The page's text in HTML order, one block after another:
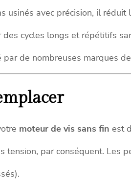
usinés avec précision, il
des cycles longs et répétitifs
par de nombreuses marques
moteur de vis sans fin est
tension, par conséquent. Les